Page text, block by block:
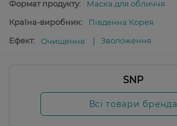
Формат продукту:
Маска для обличчя
Країна-виробник:
Південна Корея
Ефект:
Очищення Зволоження
SNP
Всі товари бренда